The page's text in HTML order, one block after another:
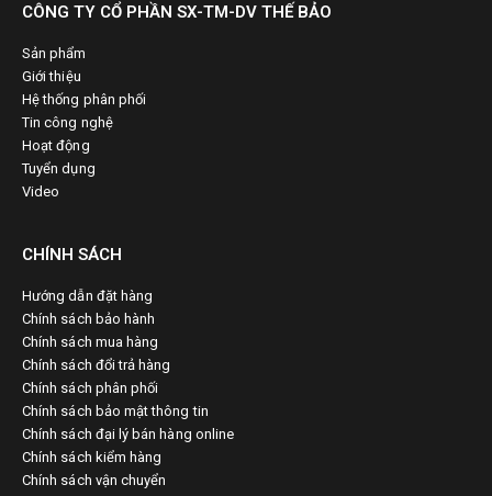
CÔNG TY CỔ PHẦN SX-TM-DV THẾ BẢO
Sản phẩm
Giới thiệu
Hệ thống phân phối
Tin công nghệ
Hoạt động
Tuyển dụng
Video
CHÍNH SÁCH
Hướng dẫn đặt hàng
Chính sách bảo hành
Chính sách mua hàng
Chính sách đổi trả hàng
Chính sách phân phối
Chính sách bảo mật thông tin
Chính sách đại lý bán hàng online
Chính sách kiểm hàng
Chính sách vận chuyển